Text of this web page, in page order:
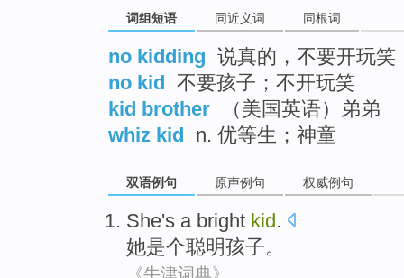
词组短语 同近义词 同根词
no kidding 说真的，不要开玩笑
no kid 不要孩子；不开玩笑
kid brother
（美国英语）弟弟
whiz kid n. 优等生；神童
双语例句 原声例句 权威例句
She's a bright kid.
她是个聪明孩子。
《牛津词典》